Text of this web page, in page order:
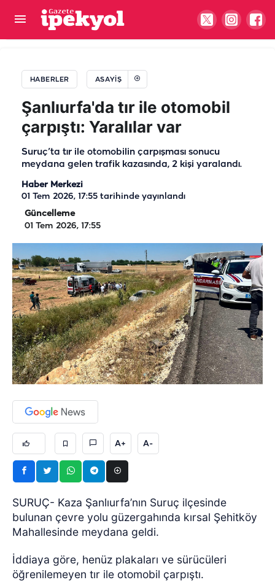
HABERLER ASAYIŞ
Şanlıurfa'da tır ile otomobil
çarpıştı: Yaralılar var
Suruç’ta tır ile otomobilin çarpışması sonucu
meydana gelen trafik kazasında, 2 kişi yaralandı.
Haber Merkezi
01 Tem 2026, 17:55 tarihinde yayınlandı
Güncelleme
01 Tem 2026, 17:55
A+ A-
SURUÇ- Kaza Şanlıurfa’nın Suruç ilçesinde
bulunan çevre yolu güzergahında kırsal Şehitköy
Mahallesinde meydana geldi.
İddiaya göre, henüz plakaları ve sürücüleri
öğrenilemeyen tır ile otomobil çarpıştı.
Zehir tacirlerine Şanlıurfa dahil 71 ilde darbe!